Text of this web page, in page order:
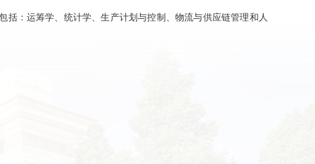
：运筹学、统计学、生产计划与控制、物流与供应链管理和人